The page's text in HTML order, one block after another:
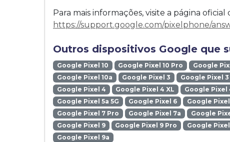
Para mais informações, visite a página
https://support.google.com/pixelphone/
Outros dispositivos Google que
Google Pixel 10 Google Pixel 10 Pro Google
Google Pixel 10a
Google Pixel 3 Google Pixel 3
Google Pixel 4
Google Pixel 4 XL Google Pixel
Google Pixel 5a 5G
Google Pixel 6 Google
Google Pixel 7 Pro
Google Pixel 7a Google
Google Pixel 9
Google Pixel 9 Pro Google
Google Pixel 9a